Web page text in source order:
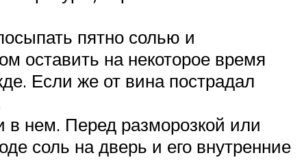
пятно солью и
оставить на некоторое время
Если же от вина пострадал
в нем. Перед разморозкой или
соль на дверь и его внутренние